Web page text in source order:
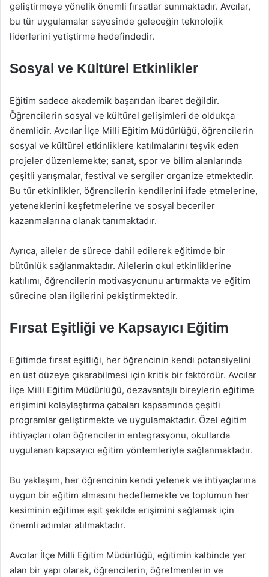
geliştirmeye yönelik önemli fırsatlar sunmaktadır. Avcılar,
bu tür uygulamalar sayesinde geleceğin teknolojik
liderlerini yetiştirme hedefindedir.
Sosyal ve Kültürel Etkinlikler
Eğitim sadece akademik başarıdan ibaret değildir.
Öğrencilerin sosyal ve kültürel gelişimleri de oldukça
önemlidir. Avcılar İlçe Milli Eğitim Müdürlüğü, öğrencilerin
sosyal ve kültürel etkinliklere katılmalarını teşvik eden
projeler düzenlemekte; sanat, spor ve bilim alanlarında
çeşitli yarışmalar, festival ve sergiler organize etmektedir.
Bu tür etkinlikler, öğrencilerin kendilerini ifade etmelerine,
yeteneklerini keşfetmelerine ve sosyal beceriler
kazanmalarına olanak tanımaktadır.
Ayrıca, aileler de sürece dahil edilerek eğitimde bir
bütünlük sağlanmaktadır. Ailelerin okul etkinliklerine
katılımı, öğrencilerin motivasyonunu artırmakta ve eğitim
sürecine olan ilgilerini pekiştirmektedir.
Fırsat Eşitliği ve Kapsayıcı Eğitim
Eğitimde fırsat eşitliği, her öğrencinin kendi potansiyelini
en üst düzeye çıkarabilmesi için kritik bir faktördür. Avcılar
İlçe Milli Eğitim Müdürlüğü, dezavantajlı bireylerin eğitime
erişimini kolaylaştırma çabaları kapsamında çeşitli
programlar geliştirmekte ve uygulamaktadır. Özel eğitim
ihtiyaçları olan öğrencilerin entegrasyonu, okullarda
uygulanan kapsayıcı eğitim yöntemleriyle sağlanmaktadır.
Bu yaklaşım, her öğrencinin kendi yetenek ve ihtiyaçlarına
uygun bir eğitim almasını hedeflemekte ve toplumun her
kesiminin eğitime eşit şekilde erişimini sağlamak için
önemli adımlar atılmaktadır.
Avcılar İlçe Milli Eğitim Müdürlüğü, eğitimin kalbinde yer
alan bir yapı olarak, öğrencilerin, öğretmenlerin ve